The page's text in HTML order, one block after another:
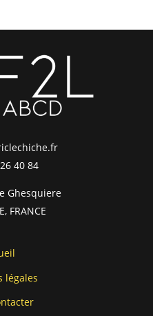
40 84
Ghesquiere
FRANCE
légales